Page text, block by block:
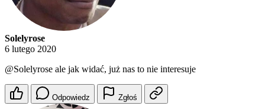
Solelyrose
6 lutego 2020
@Solelyrose ale jak widać, już nas to nie interesuje
Odpowiedz Zgłoś